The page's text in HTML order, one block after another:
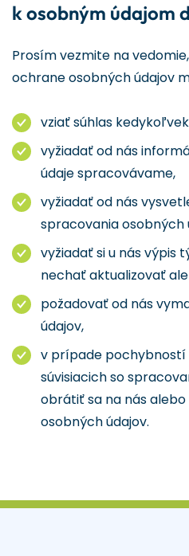
k osobným údajom
Prosím vezmite na
ochrane osobných údajov
vziať súhlas
vyžiadať od nás
údaje spracovávame,
vyžiadať od nás
spracovania osobných
vyžiadať si u nás výpis
nechať aktualizovať
požadovať od nás
údajov,
v prípade pochybností
súvisiacich so
obrátiť sa na nás
osobných údajov.